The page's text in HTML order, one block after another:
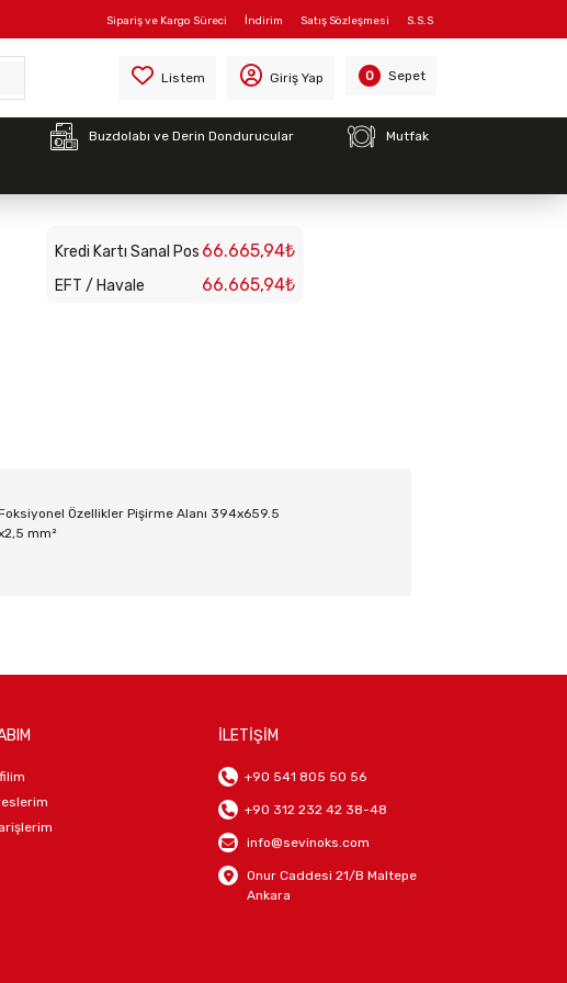
S.S.S
Satış Sözleşmesi
İndirim
Sipariş ve Kargo Süreci
Listem Giriş Yap 0 Sepet
Buzdolabı ve Derin Dondurucular Mutfak
1/2 Modül, Elektrikli,
Kredi Kartı Sanal Pos 66.665,94₺
EFT / Havale 66.665,94₺
Özellikler Pişirme Alanı 394x659.5
mm²
İLETİŞİM
+90 541 805 50 56
+90 312 232 42 38-48
info@sevinoks.com
Onur Caddesi 21/B Maltepe
Ankara